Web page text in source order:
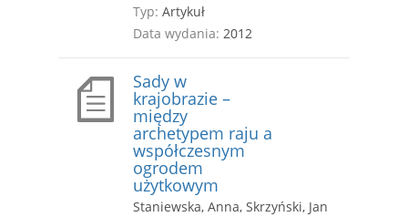
Typ: Artykuł
Data wydania: 2012
Sady w
krajobrazie –
między
archetypem raju a
współczesnym
ogrodem
użytkowym
Staniewska, Anna, Skrzyński, Jan